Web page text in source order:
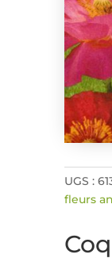
UGS :
fleurs